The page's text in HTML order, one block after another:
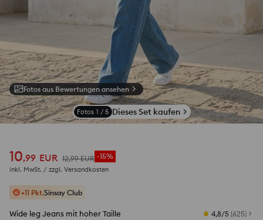
Fotos aus Bewertungen ansehen
Fotos 1 / 5 Dieses Set kaufen
10,99 EUR 12,99 EUR -15%
inkl. MwSt. / zzgl. Versandkosten
+11 Pkt.Sinsay Club
Wide leg Jeans mit hoher Taille 4,8/5 (625)